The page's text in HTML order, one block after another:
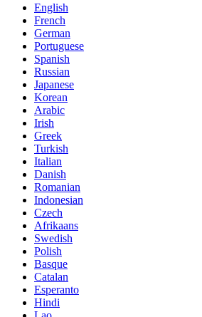
English
French
German
Portuguese
Spanish
Russian
Japanese
Korean
Arabic
Irish
Greek
Turkish
Italian
Danish
Romanian
Indonesian
Czech
Afrikaans
Swedish
Polish
Basque
Catalan
Esperanto
Hindi